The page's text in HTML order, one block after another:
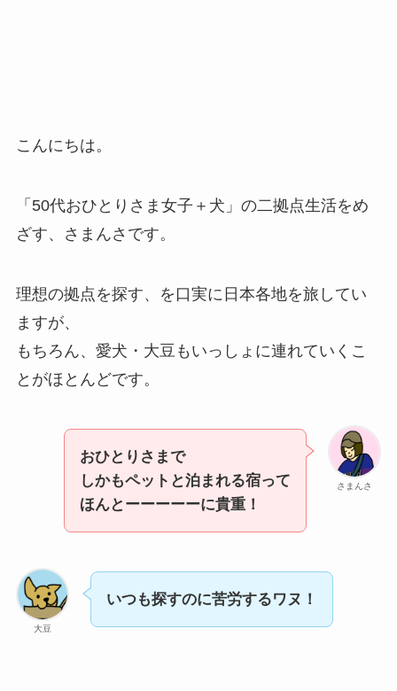
こんにちは。
「50代おひとりさま女子＋犬」の二拠点生活をめ
ざす、さまんさです。
理想の拠点を探す、を口実に日本各地を旅してい
ますが、
もちろん、愛犬・大豆もいっしょに連れていくこ
とがほとんどです。
さまんさ
おひとりさまで
しかもペットと泊まれる宿って
ほんとーーーーーに貴重！
大豆
いつも探すのに苦労するワヌ！